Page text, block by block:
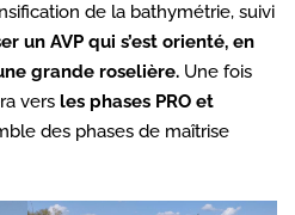
de la bathymétrie, suivi
un AVP qui s’est orienté, en
grande roselière. Une fois
vers les phases PRO et
des phases de maîtrise